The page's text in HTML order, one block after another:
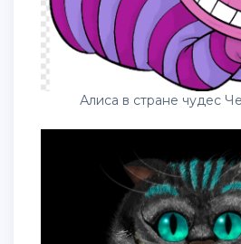
Алиса в стране чудес